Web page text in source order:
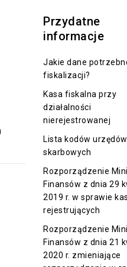
Przydatne
informacje
Jakie dane
fiskalizacji?
Kasa fiskalna przy
działalności
nierejestrowanej
Lista kodów urzędów
skarbowych
Rozporządzenie
Finansów z dnia 29
2019 r. w sprawie kas
rejestrujących
Rozporządzenie
Finansów z dnia 21
2020 r. zmieniające